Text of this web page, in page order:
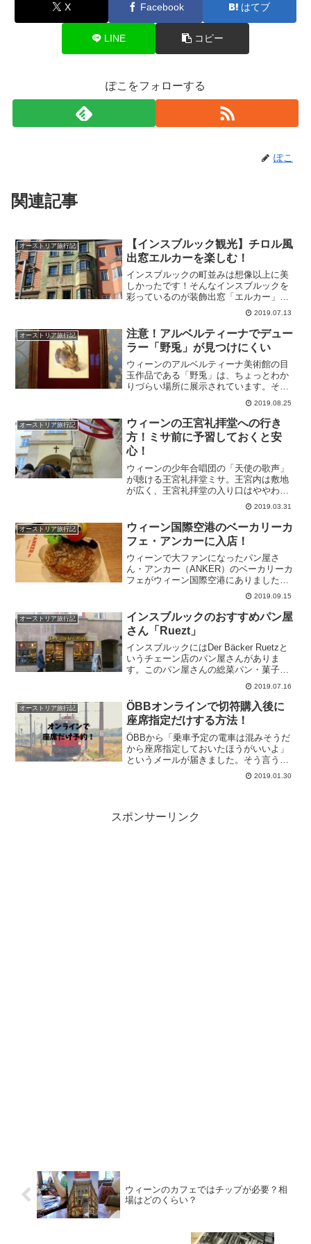
X Facebook はてブ
LINE コピー
ぽこをフォローする
ぽこ
関連記事
オーストリア旅行記
【インスブルック観光】チロル風
出窓エルカーを楽しむ！
インスブルックの町並みは想像以上に美
しかったです！そんなインスブルックを
彩っているのが装飾出窓「エルカー」で
す。チロル地方独特の建築様式であるエ
2019.07.13
オーストリア旅行記
注意！アルベルティーナでデュー
ラー「野兎」が見つけにくい
ウィーンのアルベルティーナ美術館の目
玉作品である「野兎」は、ちょっとわか
りづらい場所に展示されています。その
せいかほとんど鑑賞者がいなくて独占状
態で観賞しちゃいました。「野兎」を見
逃さないように、展示されている場所を
書いておきます！
2019.08.25
オーストリア旅行記
ウィーンの王宮礼拝堂への行き
方！ミサ前に予習しておくと安
心！
ウィーンの少年合唱団の「天使の歌声」
が聴ける王宮礼拝堂ミサ。王宮内は敷地
が広く、王宮礼拝堂の入り口はややわか
りづらい場所にありました。私がアクセ
スした道順で、王宮礼拝堂への行き方を
ご紹介します。
2019.03.31
オーストリア旅行記
ウィーン国際空港のベーカリーカ
フェ・アンカーに入店！
ウィーンで大ファンになったパン屋さ
ん・アンカー（ANKER）のベーカリーカ
フェがウィーン国際空港にありました。
フライト待ちの間に利用したのでレポし
2019.09.15
オーストリア旅行記
インスブルックのおすすめパン屋
さん「Ruezt」
インスブルックにはDer Bäcker Ruetzと
いうチェーン店のパン屋さんがありま
す。このパン屋さんの総菜パン・菓子パ
ンどちらも美味しかったので、Ruetzの場
所と、私が食べたパンをご紹介します！
2019.07.16
オーストリア旅行記
ÖBBオンラインで切符購入後に
座席指定だけする方法！
ÖBBから「乗車予定の電車は混みそうだ
から座席指定しておいたほうがいいよ」
というメールが届きました。そう言うな
ら…と座席予約しようとしたら、オンラ
インで予約する方法がすぐにはわからな
2019.01.30
スポンサーリンク
ウィーンのカフェではチップが必要？相
場はどのくらい？